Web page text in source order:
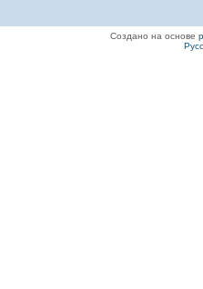
Создано на основе